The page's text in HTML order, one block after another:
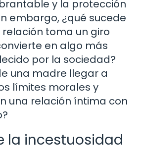
y la protección
embargo, ¿qué sucede
toma un giro
en algo más
por la sociedad?
una madre llegar a
límites morales y
una relación íntima con
la incestuosidad